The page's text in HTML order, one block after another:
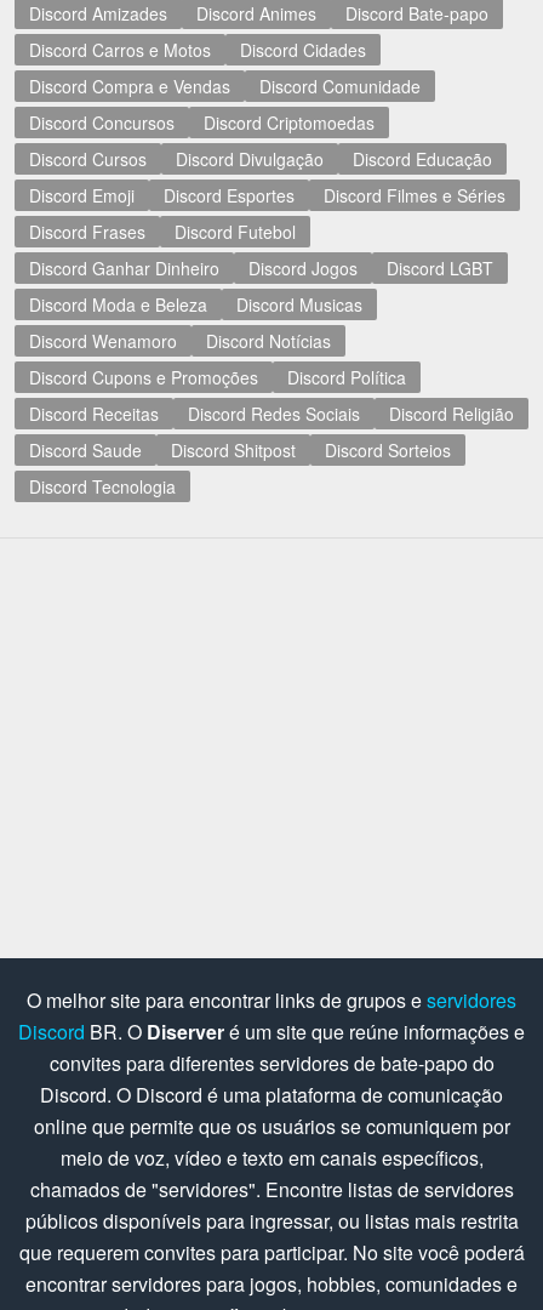
Discord Amizades Discord Animes
Discord Bate-papo
Discord Carros e Motos
Discord Cidades
Discord Compra e Vendas
Discord Comunidade
Discord Concursos
Discord Criptomoedas
Discord Cursos
Discord Divulgação
Discord Educação
Discord Emoji
Discord Esportes
Discord Filmes e Séries
Discord Frases
Discord Futebol
Discord Ganhar Dinheiro
Discord Jogos
Discord LGBT
Discord Moda e Beleza
Discord Musicas
Discord Wenamoro
Discord Notícias
Discord Cupons e Promoções
Discord Política
Discord Receitas
Discord Redes Sociais
Discord Religião
Discord Saude
Discord Shitpost
Discord Sorteios
Discord Tecnologia
O melhor site para encontrar links de grupos eservidores
Discord BR. O Diserveré um site que reúne informações e
convites para diferentes servidores de bate-papo do
Discord. O Discord é uma plataforma de comunicação
online que permite que os usuários se comuniquem por
meio de voz, vídeo e texto em canais específicos,
chamados de "servidores". Encontre listas de servidores
públicos disponíveis para ingressar, ou listas mais restrita
que requerem convites para participar. No site você poderá
encontrar servidores para jogos, hobbies, comunidades e